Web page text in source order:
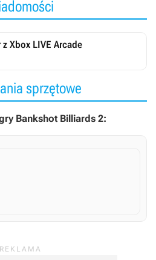
Xbox LIVE Arcade
sprzętowe
Bankshot Billiards 2: